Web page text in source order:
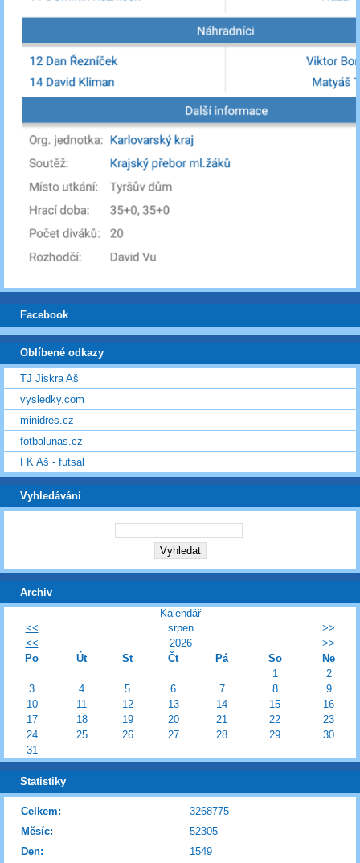
Facebook
Oblíbené odkazy
TJ Jiskra Aš
vysledky.com
minidres.cz
fotbalunas.cz
FK Aš - futsal
Vyhledávání
Archiv
Kalendář
<<
srpen
>>
<<
2026
>>
Po
Út St Čt Pá So
Ne
1
2
3
4 5 6 7 8
9
10
11 12 13 14 15
16
17
18 19 20 21 22
23
24
25 26 27 28 29
30
31
Statistiky
Celkem:
3268775
Měsíc:
52305
Den:
1549